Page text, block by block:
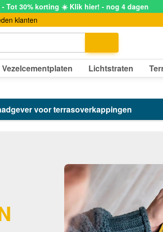
- Tot 30% korting ☀️ Klik hier! - nog 4 dagen
klanten
Vezelcementplaten Lichtstraten
voor terrasoverkappingen